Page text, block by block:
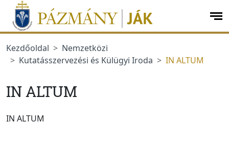
Ugrás a menüre
Ugrás a tartalomra
Kezdőoldal
Nemzetközi
Kutatásszervezési és Külügyi Iroda
IN ALTUM
IN ALTUM
IN ALTUM